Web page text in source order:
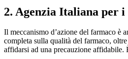
2. Agenzia Italiana per
Il meccanismo d’azione del farmaco è
completa sulla qualità del farmaco,
affidarsi ad una precauzione affidabile.